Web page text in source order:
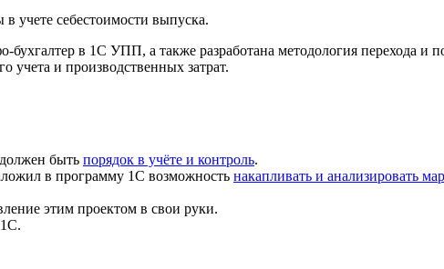
учете себестоимости выпуска.
бухгалтер в 1С УПП, а также разработана методология перехода и
учета и производственных затрат.
быть порядок в учёте и контроль.
в программу 1С возможность накапливать и анализировать
этим проектом в свои руки.